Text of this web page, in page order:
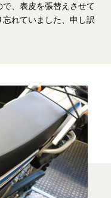
、表皮を張替えさせて
れていました、申し訳